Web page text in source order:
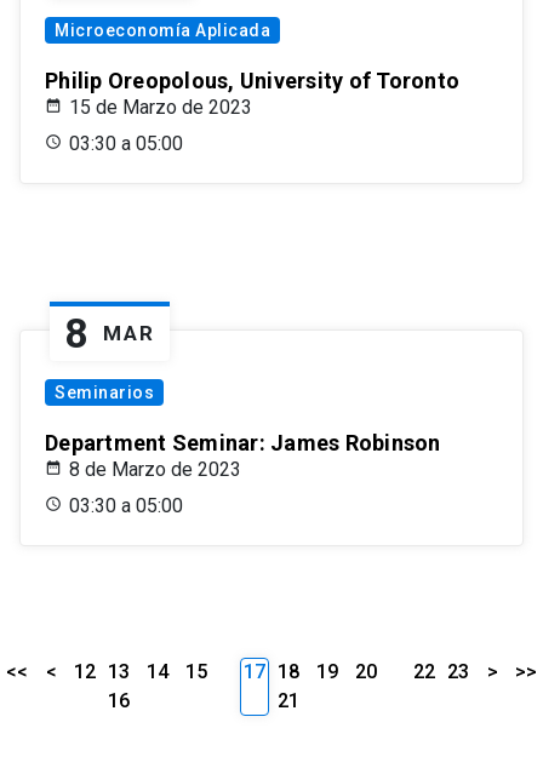
Microeconomía Aplicada
Philip Oreopolous, University of Toronto
15 de Marzo de 2023
03:30 a 05:00
8 MAR
Seminarios
Department Seminar: James Robinson
8 de Marzo de 2023
03:30 a 05:00
<< < 12 13 14
15
16
17 18 19
20
21
22 23 > >>